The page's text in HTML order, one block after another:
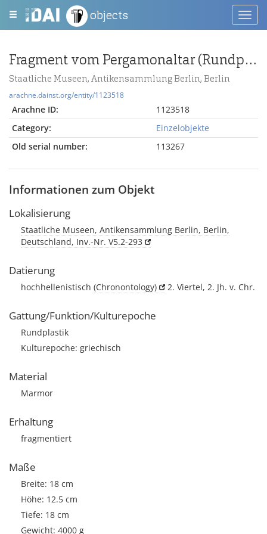
objects
Fragment vom Pergamonaltar (Rundplastik oder Relief); Berlin:Relief / Statue (?), Gewandstück
Staatliche Museen, Antikensammlung Berlin, Berlin
arachne.dainst.org/entity/1123518
Arachne ID:
1123518
Category:
Einzelobjekte
Old serial number:
113267
Informationen zum Objekt
Lokalisierung
Staatliche Museen, Antikensammlung Berlin, Berlin,
Deutschland, Inv.-Nr. V5.2-293
Datierung
hochhellenistisch (Chronontology) 2. Viertel, 2. Jh. v. Chr.
Gattung/Funktion/Kulturepoche
Rundplastik
Kulturepoche: griechisch
Material
Marmor
Erhaltung
fragmentiert
Maße
Breite: 18 cm
Höhe: 12.5 cm
Tiefe: 18 cm
Gewicht: 4000 g